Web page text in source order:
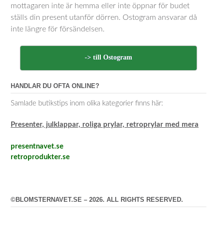
mottagaren inte är hemma eller inte öppnar för budet
ställs din present utanför dörren. Ostogram ansvarar då
inte längre för försändelsen.
-> till Ostogram
HANDLAR DU OFTA ONLINE?
Samlade butikstips inom olika kategorier finns här:
Presenter, julklappar, roliga prylar, retroprylar med mera
presentnavet.se
retroprodukter.se
©BLOMSTERNAVET.SE – 2026. ALL RIGHTS RESERVED.